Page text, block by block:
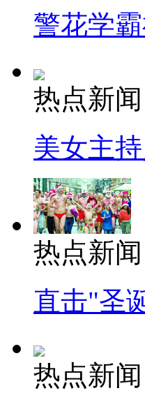
警花学
热点新闻
美女主
热点新闻
直击"圣
热点新闻